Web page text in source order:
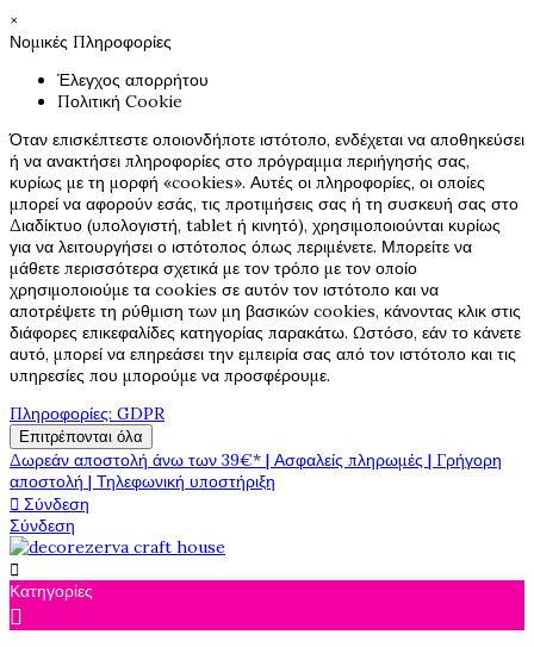
×
Νομικές Πληροφορίες
Έλεγχος απορρήτου
Πολιτική Cookie
Όταν επισκέπτεστε οποιονδήποτε ιστότοπο, ενδέχεται να αποθηκεύσει
ή να ανακτήσει πληροφορίες στο πρόγραμμα περιήγησής σας,
κυρίως με τη μορφή «cookies». Αυτές οι πληροφορίες, οι οποίες
μπορεί να αφορούν εσάς, τις προτιμήσεις σας ή τη συσκευή σας στο
Διαδίκτυο (υπολογιστή, tablet ή κινητό), χρησιμοποιούνται κυρίως
για να λειτουργήσει ο ιστότοπος όπως περιμένετε. Μπορείτε να
μάθετε περισσότερα σχετικά με τον τρόπο με τον οποίο
χρησιμοποιούμε τα cookies σε αυτόν τον ιστότοπο και να
αποτρέψετε τη ρύθμιση των μη βασικών cookies, κάνοντας κλικ στις
διάφορες επικεφαλίδες κατηγορίας παρακάτω. Ωστόσο, εάν το κάνετε
αυτό, μπορεί να επηρεάσει την εμπειρία σας από τον ιστότοπο και τις
υπηρεσίες που μπορούμε να προσφέρουμε.
Πληροφορίες: GDPR
Επιτρέπονται όλα
Δωρεάν αποστολή άνω των 39€* | Ασφαλείς πληρωμές | Γρήγορη
αποστολή | Τηλεφωνική υποστήριξη
 Σύνδεση
Σύνδεση

Κατηγορίες
